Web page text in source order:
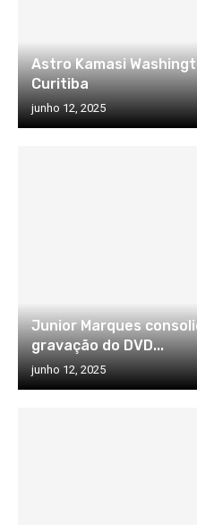
Astro Kamasi
Curitiba
junho 12, 2025
Junior Marques
gravação do DVD...
junho 12, 2025